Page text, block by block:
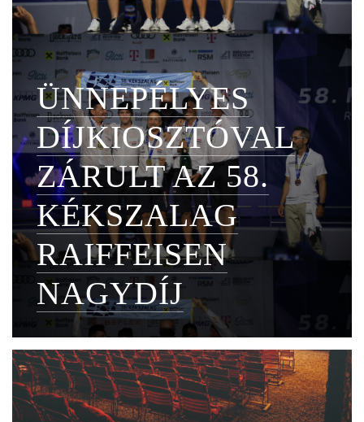
ÜNNEPÉLYES
DÍJKIOSZTÓVAL
ZÁRULT AZ 58.
KÉKSZALAG
RAIFFEISEN
NAGYDÍJ